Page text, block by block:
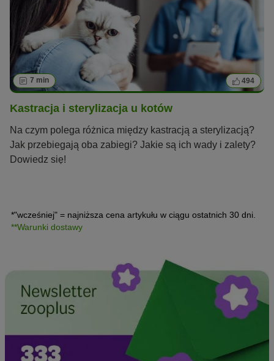
7 min 494
Kastracja i sterylizacja u kotów
Na czym polega różnica między kastracją a sterylizacją?
Jak przebiegają oba zabiegi? Jakie są ich wady i zalety?
Dowiedz się!
*"wcześniej" = najniższa cena artykułu w ciągu ostatnich 30 dni.
**Warunki dostawy